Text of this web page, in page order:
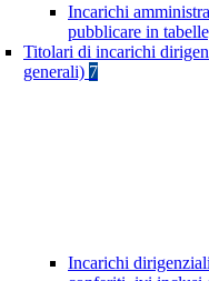
Incarichi
pubblicare in
Titolari di incarichi
generali) 7
Incarichi